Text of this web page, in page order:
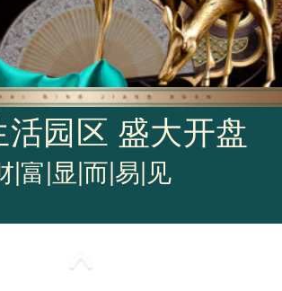
活园区 盛大开盘
|富|显|而|易|见